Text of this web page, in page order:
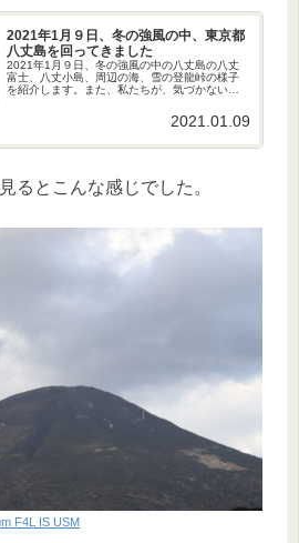
2021年1月９日、冬の強風の中、東京都
八丈島を回ってきました
2021年1月９日、冬の強風の中の八丈島の八丈
富士、八丈小島、周辺の海、雪の登龍峠の様子
を紹介します。また、私たちが、気づかない間
いらっしゃいました。いつもありがとうござい
2021.01.09
るとこんな感じでした。
F4L IS USM